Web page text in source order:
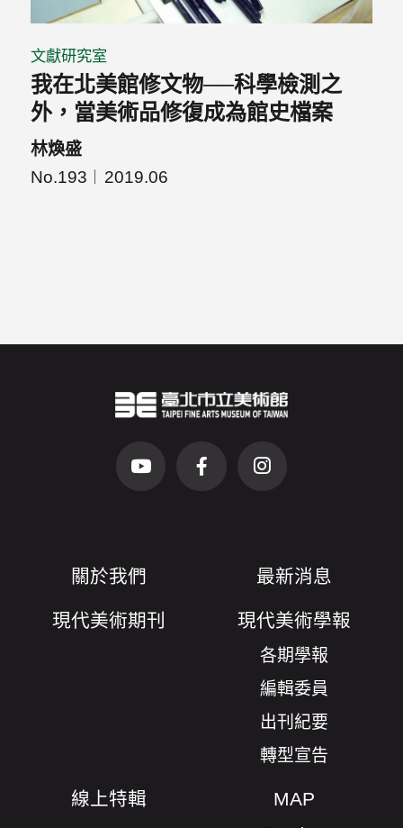
文獻研究室
我在北美館修文物──科學檢測之
外，當美術品修復成為館史檔案
林煥盛
No.193
2019.06
前往Youtube頻道(另開新視窗)
前往Facebook粉絲團(另開新視窗)
前往Instagram粉絲團(另
關於我們 最新消息
現代美術期刊 現代美術學報
各期學報
編輯委員
出刊紀要
轉型宣告
線上特輯 MAP